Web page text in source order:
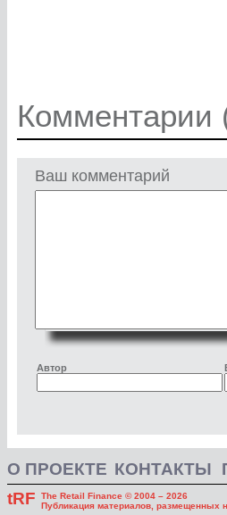
Комментарии
Ваш комментарий
Автор
О ПРОЕКТЕ КОНТАКТЫ
The Retail Finance © 2004 – 2026
Публикация материалов, размещенных
tRF